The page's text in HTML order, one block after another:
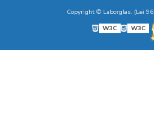
Copyright © Laborglas. (Lei
W3C
W3C